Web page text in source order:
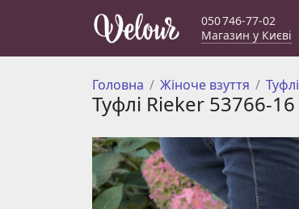
050 746-77-02
Магазин у Києві
Головна Жіноче взуття Туфлі
Туфлі Rieker 53766-16